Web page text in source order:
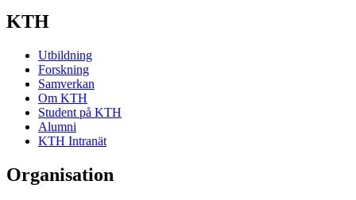
KTH
Utbildning
Forskning
Samverkan
Om KTH
Student på KTH
Alumni
KTH Intranät
Organisation